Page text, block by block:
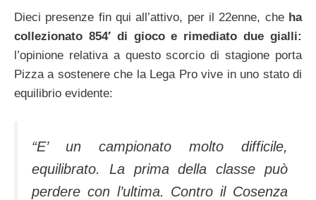
Dieci presenze fin qui all’attivo, per il 22enne, cheha
collezionato 854′ di gioco e rimediato due gialli:
l’opinione relativa a questo scorcio di stagione porta
Pizza a sostenere che la Lega Pro vive in uno stato di
equilibrio evidente:
“E’ un campionato molto difficile,
equilibrato. La prima della classe può
perdere con l’ultima. Contro il Cosenza